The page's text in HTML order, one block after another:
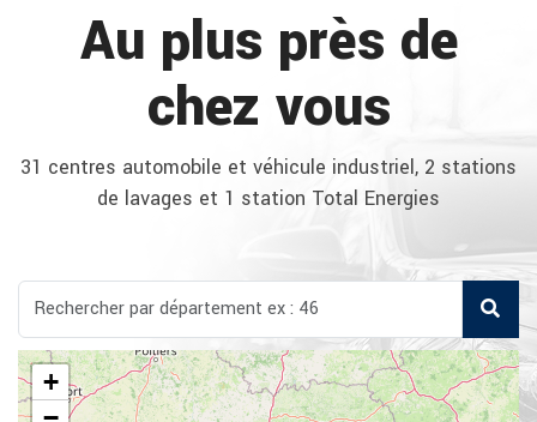
Au plus près de
chez vous
31 centres automobile et véhicule industriel, 2 stations
de lavages et 1 station Total Energies
+